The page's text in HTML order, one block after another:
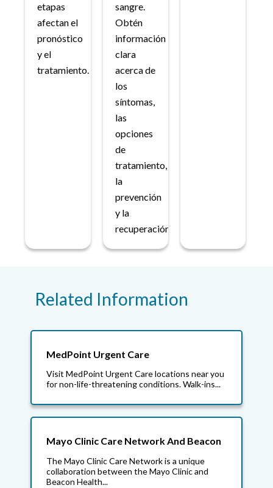
etapas
afectan el
pronóstico
y el
tratamiento.
sangre.
Obtén
información
clara
acerca de
los
síntomas,
las
opciones
de
tratamiento,
la
prevención
y la
recuperación.
Related Information
MedPoint Urgent Care
Visit MedPoint Urgent Care locations near you
for non-life-threatening conditions. Walk-ins...
Mayo Clinic Care Network And Beacon
The Mayo Clinic Care Network is a unique
collaboration between the Mayo Clinic and
Beacon Health...